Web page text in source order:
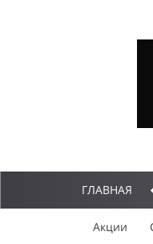
ГЛАВНАЯ
Акции